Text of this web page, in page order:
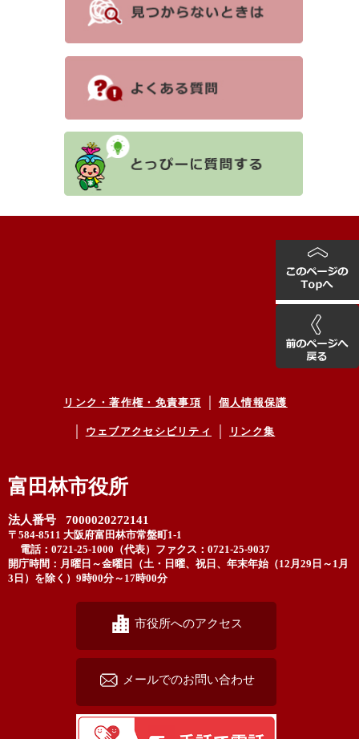
リンク・著作権・免責事項 個人情報保護
ウェブアクセシビリティ リンク集
富田林市役所
法人番号 7000020272141
〒584-8511 大阪府富田林市常盤町1-1
電話：0721-25-1000（代表） ファクス：0721-25-9037
開庁時間：月曜日～金曜日（土・日曜、祝日、年末年始（12月29日～1月
3日）を除く）9時00分～17時00分
市役所へのアクセス
メールでのお問い合わせ